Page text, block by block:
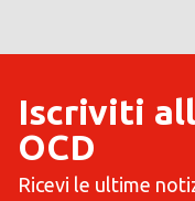
Iscriviti
OCD
Ricevi le ultime